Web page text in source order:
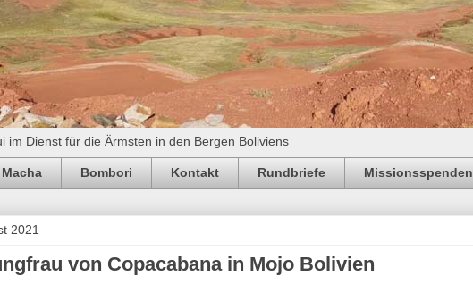
im Dienst für die Ärmsten in den Bergen Boliviens
Macha Bombori Kontakt Rundbriefe Missionsspenden
2021
von Copacabana in Mojo Bolivien